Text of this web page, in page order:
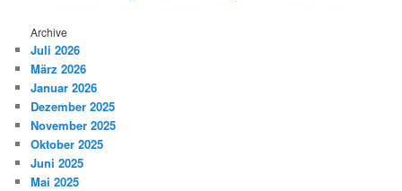
Archive
Juli 2026
März 2026
Januar 2026
Dezember 2025
November 2025
Oktober 2025
Juni 2025
Mai 2025